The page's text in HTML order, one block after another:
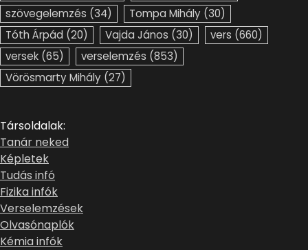
szövegelemzés (34) Tompa Mihály (30)
Tóth Árpád (20) Vajda János (30) vers (660)
versek (65) verselemzés (853)
Vörösmarty Mihály (27)
Társoldalak:
Tanár neked
Képletek
Tudás infó
Fizika infók
Verselemzések
Olvasónaplók
Kémia infók